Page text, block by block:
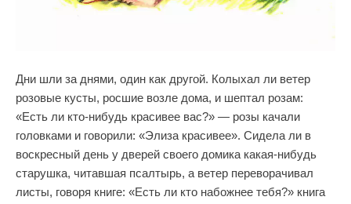
Дни шли за днями, один как другой. Колыхал ли ветер
розовые кусты, росшие возле дома, и шептал розам:
«Есть ли кто-нибудь красивее вас?» — розы качали
головками и говорили: «Элиза красивее». Сидела ли в
воскресный день у дверей своего домика какая-нибудь
старушка, читавшая псалтырь, а ветер переворачивал
листы, говоря книге: «Есть ли кто набожнее тебя?» книга